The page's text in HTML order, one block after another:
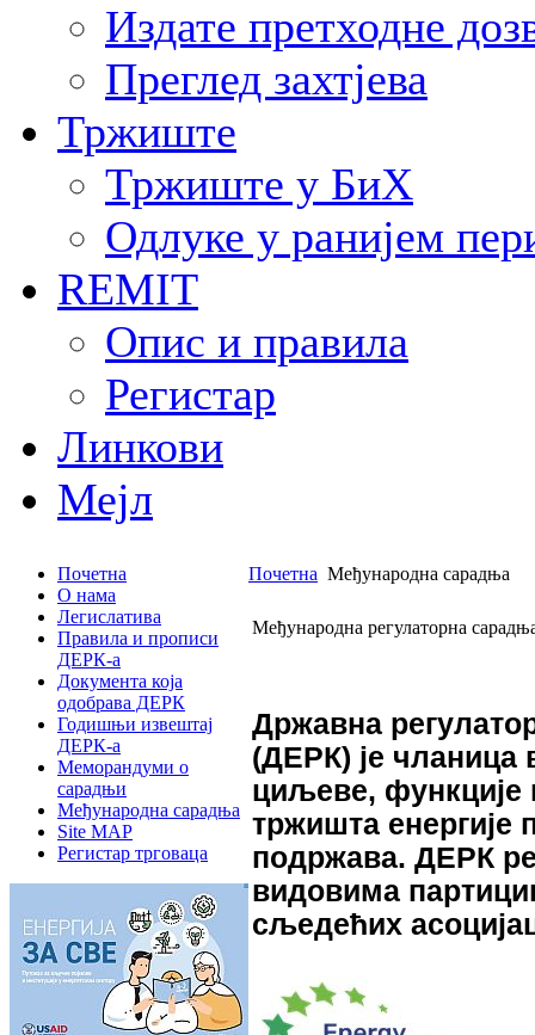
Издате претходне
Преглед захтјева
Тржиште
Тржиште у БиХ
Одлуке у ранијем
REMIT
Опис и правила
Регистар
Линкови
Мејл
Почетна
О нама
Легислатива
Правила и прописи
ДЕРК-а
Документа која
одобрава ДЕРК
Годишњи извештај
ДЕРК-а
Меморандуми о
сарадњи
Међународна сарадња
Site MAP
Регистар трговаца
Почетна Међународна сарадња
Међународна регулаторна
Државна
(ДЕРК) је чланица
циљеве, функције
тржишта енергије
подржава. ДЕРК
видовима
сљедећих